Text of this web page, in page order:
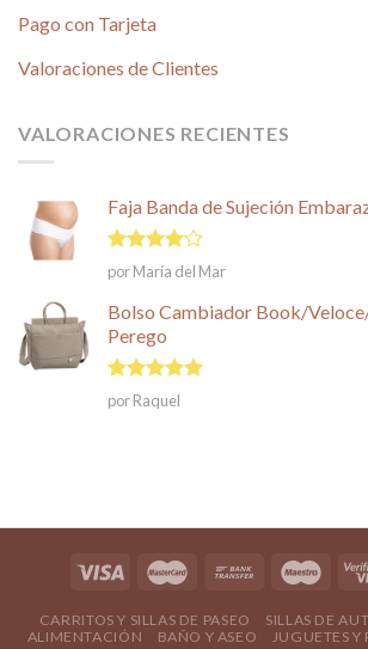
Pago con Tarjeta
Valoraciones de Clientes
VALORACIONES RECIENTES
Faja Banda de Sujeción
Valorado
en
5
por María del Mar
Bolso Cambiador Book/
Perego
Valorado en
5
de 5
por Raquel
CARRITOS Y SILLAS DE PASEO SILLAS DE
ALIMENTACIÓN
BAÑO Y ASEO JUGUETES Y